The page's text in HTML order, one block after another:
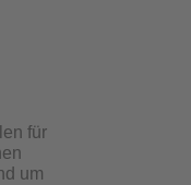
für
um